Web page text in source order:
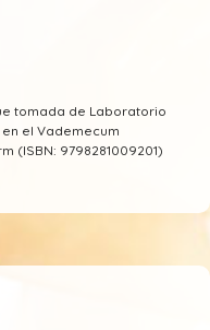
tomada de Laboratorio
el Vademecum
(ISBN: 9798281009201)